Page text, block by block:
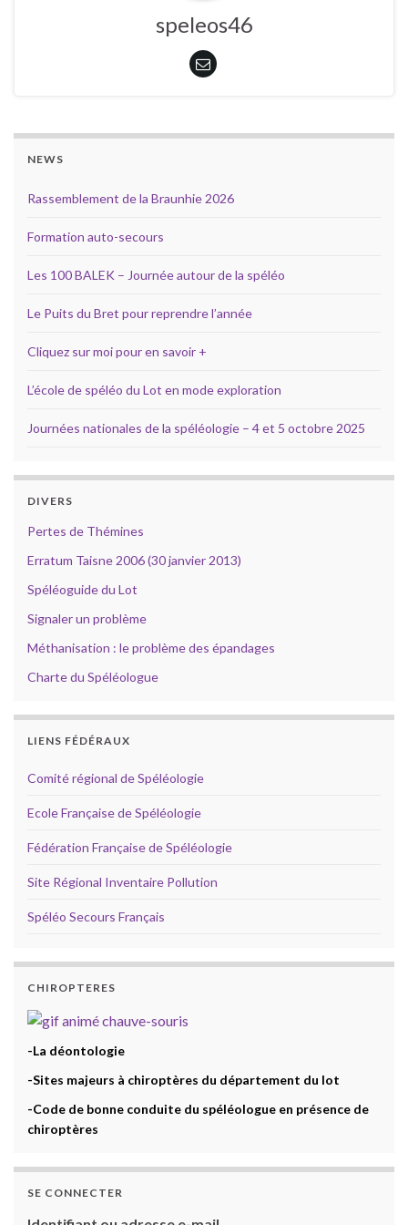
speleos46
NEWS
Rassemblement de la Braunhie 2026
Formation auto-secours
Les 100 BALEK – Journée autour de la spéléo
Le Puits du Bret pour reprendre l’année
Cliquez sur moi pour en savoir +
L’école de spéléo du Lot en mode exploration
Journées nationales de la spéléologie – 4 et 5 octobre 2025
DIVERS
Pertes de Thémines
Erratum Taisne 2006 (30 janvier 2013)
Spéléoguide du Lot
Signaler un problème
Méthanisation : le problème des épandages
Charte du Spéléologue
LIENS FÉDÉRAUX
Comité régional de Spéléologie
Ecole Française de Spéléologie
Fédération Française de Spéléologie
Site Régional Inventaire Pollution
Spéléo Secours Français
CHIROPTERES
-La déontologie
-Sites majeurs à chiroptères du département du lot
-Code de bonne conduite du spéléologue en présence de
chiroptères
SE CONNECTER